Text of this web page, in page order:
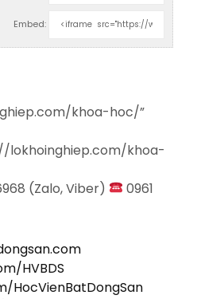
Embed:
khoa-hoc/”
lokhoinghiep.com/khoa-
(Zalo, Viber)
0961
HVBDS
HocVienBatDongSan